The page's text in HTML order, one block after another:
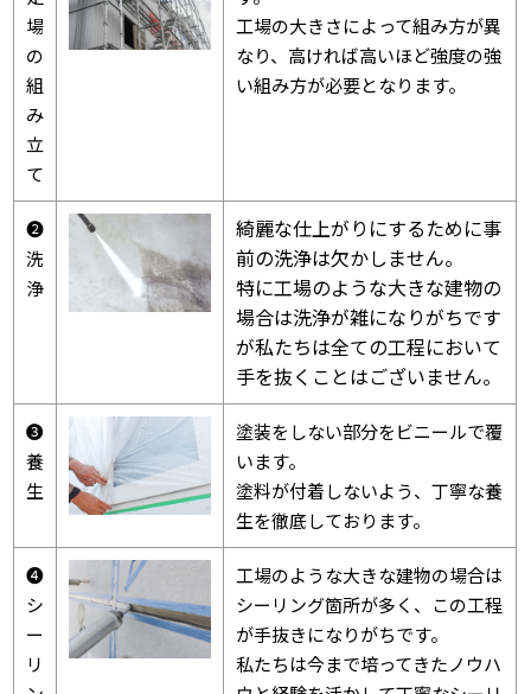
場
の
組
み
立
て
工場の大きさによって組み方が異
なり、高ければ高いほど強度の強
い組み方が必要となります。
➋
洗
浄
綺麗な仕上がりにするために事
前の洗浄は欠かしません。
特に工場のような大きな建物の
場合は洗浄が雑になりがちです
が私たちは全ての工程において
手を抜くことはございません。
❸
養
生
塗装をしない部分をビニールで覆
います。
塗料が付着しないよう、丁寧な養
生を徹底しております。
❹
シ
ー
リ
工場のような大きな建物の場合は
シーリング箇所が多く、この工程
が手抜きになりがちです。
私たちは今まで培ってきたノウハ